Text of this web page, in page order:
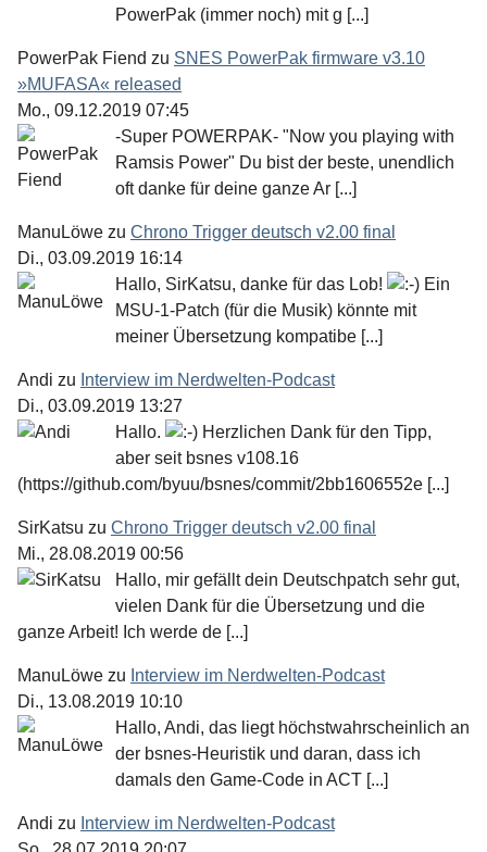
PowerPak (immer noch) mit g [...]
PowerPak Fiend zu SNES PowerPak firmware v3.10
»MUFASA« released
Mo., 09.12.2019 07:45
-Super POWERPAK- "Now you playing with
Ramsis Power" Du bist der beste, unendlich
oft danke für deine ganze Ar [...]
ManuLöwe zu Chrono Trigger deutsch v2.00 final
Di., 03.09.2019 16:14
Hallo, SirKatsu, danke für das Lob!
Ein
MSU-1-Patch (für die Musik) könnte mit
meiner Übersetzung kompatibe [...]
Andi zu Interview im Nerdwelten-Podcast
Di., 03.09.2019 13:27
Hallo.
Herzlichen Dank für den Tipp,
aber seit bsnes v108.16
(https://github.com/byuu/bsnes/commit/2bb1606552e [...]
SirKatsu zu Chrono Trigger deutsch v2.00 final
Mi., 28.08.2019 00:56
Hallo, mir gefällt dein Deutschpatch sehr gut,
vielen Dank für die Übersetzung und die
ganze Arbeit! Ich werde de [...]
ManuLöwe zu Interview im Nerdwelten-Podcast
Di., 13.08.2019 10:10
Hallo, Andi, das liegt höchstwahrscheinlich an
der bsnes-Heuristik und daran, dass ich
damals den Game-Code in ACT [...]
Andi zu Interview im Nerdwelten-Podcast